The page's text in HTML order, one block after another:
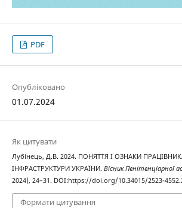
PDF
Опубліковано
01.07.2024
Як цитувати
Лубінець, Д.В. 2024. ПОНЯТТЯ І ОЗНАКИ
ІНФРАСТРУКТУРИ УКРАЇНИ. Вісник Пенітенціарної
2024), 24–31. DOI:https://doi.org/10.34015/2523-
Формати цитування